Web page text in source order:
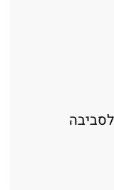
לסביבה